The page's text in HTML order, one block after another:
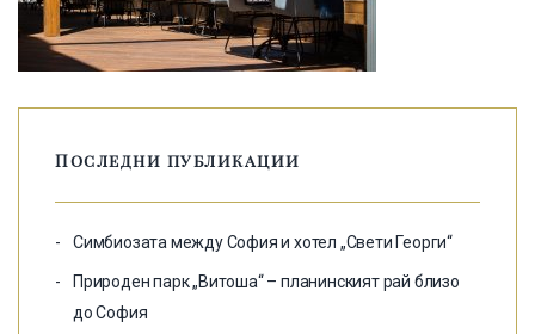
Последни публикации
Симбиозата между София и хотел „Свети Георги“
Природен парк „Витоша“ – планинският рай близо
до София